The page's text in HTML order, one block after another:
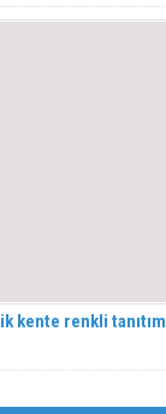
kente renkli tanıtım